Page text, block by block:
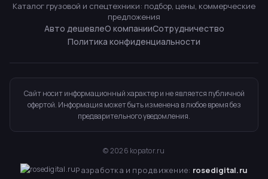
Каталог грузовой и спецтехники: подбор, цены, коммерческие
предложения
Авто дешевлеО компанииСотрудничество
Политика конфиденциальности
Сайт носит информационный характер и не является публичной
офертой. Информация может быть изменена в любое время без
предварительного уведомления.
©2026 kopator.ru
Разработка и продвижение: rosedigital.ru